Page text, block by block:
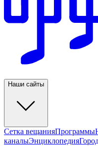
Наши сайты
Сетка вещанияПрограммы
каналыЭнциклопедия